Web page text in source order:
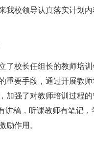
校领导认真落实计划内
校长任组长的教师培训
要手段，通过开展教师
加强了对教师培训过程
讲稿，听课教师有笔记
励作用。